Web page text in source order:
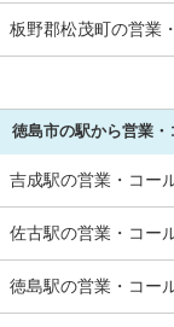
板野郡松茂町の営業
徳島市の駅から営業
吉成駅の営業・コー
佐古駅の営業・コー
徳島駅の営業・コー